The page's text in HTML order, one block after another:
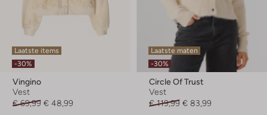
Laatste items
-30%
Vingino
Vest
€ 69,99 € 48,99
Laatste maten
-30%
Circle Of Trust
Vest
€ 119,99 € 83,99